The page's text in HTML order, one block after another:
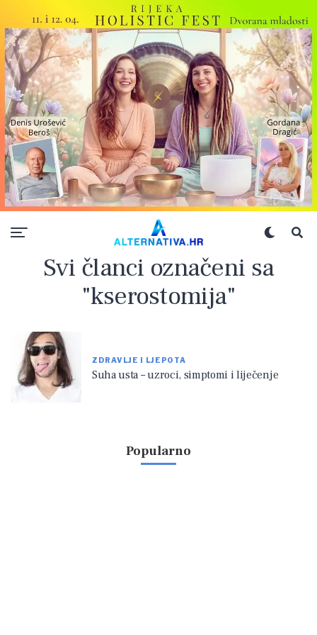
Svi članci označeni sa
"kserostomija"
ZDRAVLJE I LJEPOTA
Suha usta – uzroci, simptomi i liječenje
Popularno